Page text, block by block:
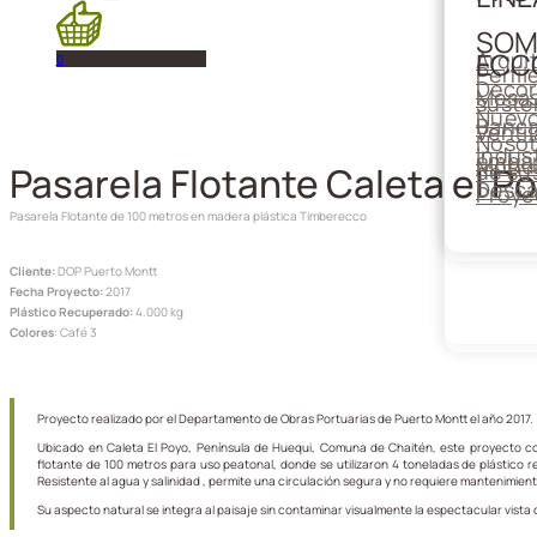
de
0
Pasarela Flotante Caleta el
Pasarela Flotante de 100 metros en madera plástica Timberecco
Cliente:DOP Puerto Montt
Fecha Proyecto:2017
Plástico Recuperado:4.000 kg
Colores: Café 3
Proyecto realizado por el Departamento de Obras Portuarias de Puerto Montt el año 2017.
Ubicado en Caleta El Poyo, Península de Huequi, Comuna de Chaitén, este proyecto
flotante de 100 metros para uso peatonal, donde se utilizaron 4 toneladas de plástico
Resistente al agua y salinidad , permite una circulación segura y no requiere
Su aspecto natural se integra al paisaje sin contaminar visualmente la espectacular vista